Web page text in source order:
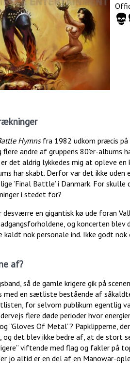
Hymnsfra 1982 udkom præcis
andre af gruppens 80’er-
det aldrig lykkedes mig at opleve en
har skabt. Derfor var det ikke
’Final Battle’ i Danmark. For
i stedet for?
en gigantisk kø ude foran
og koncerten
kaldt nok personale ind. Ikke godt
af?
så de gamle krigere gik på
en sætliste bestående af
for selvom publikum egentlig
flere døde perioder hvor
”Gloves Of Metal”? Papklipperne,
og det blev ikke bedre af, at de
viftende med flag og fakler på
jo altid er en del af en Manowar-